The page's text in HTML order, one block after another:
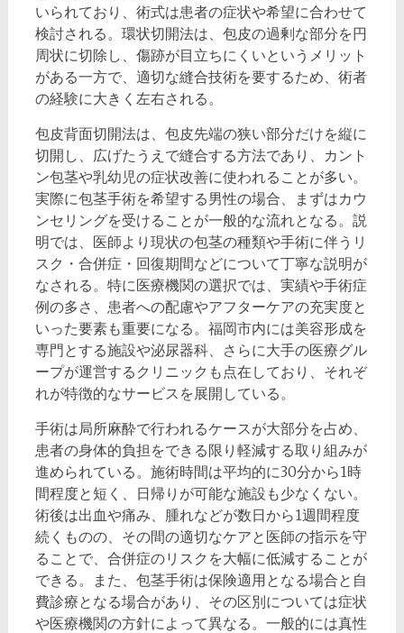
いられており、術式は患者の症状や希望に合わせて
検討される。環状切開法は、包皮の過剰な部分を円
周状に切除し、傷跡が目立ちにくいというメリット
がある一方で、適切な縫合技術を要するため、術者
の経験に大きく左右される。
包皮背面切開法は、包皮先端の狭い部分だけを縦に
切開し、広げたうえで縫合する方法であり、カント
ン包茎や乳幼児の症状改善に使われることが多い。
実際に包茎手術を希望する男性の場合、まずはカウ
ンセリングを受けることが一般的な流れとなる。説
明では、医師より現状の包茎の種類や手術に伴うリ
スク・合併症・回復期間などについて丁寧な説明が
なされる。特に医療機関の選択では、実績や手術症
例の多さ、患者への配慮やアフターケアの充実度と
いった要素も重要になる。福岡市内には美容形成を
専門とする施設や泌尿器科、さらに大手の医療グル
ープが運営するクリニックも点在しており、それぞ
れが特徴的なサービスを展開している。
手術は局所麻酔で行われるケースが大部分を占め、
患者の身体的負担をできる限り軽減する取り組みが
進められている。施術時間は平均的に30分から1時
間程度と短く、日帰りが可能な施設も少なくない。
術後は出血や痛み、腫れなどが数日から1週間程度
続くものの、その間の適切なケアと医師の指示を守
ることで、合併症のリスクを大幅に低減することが
できる。また、包茎手術は保険適用となる場合と自
費診療となる場合があり、その区別については症状
や医療機関の方針によって異なる。一般的には真性